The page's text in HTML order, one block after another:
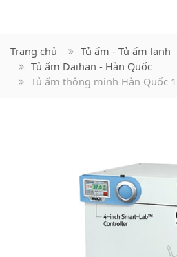
Trang chủ
Tủ ấm - Tủ ấm lạnh
Tủ ấm Daihan - Hàn Quốc
Tủ ấm thông minh Hàn Quốc